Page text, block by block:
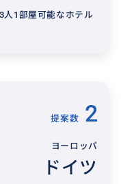
人1部屋可能なホテル
提案数 2
ヨーロッパ
ドイツ